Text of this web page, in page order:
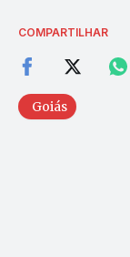
COMPARTILHAR
Goiás